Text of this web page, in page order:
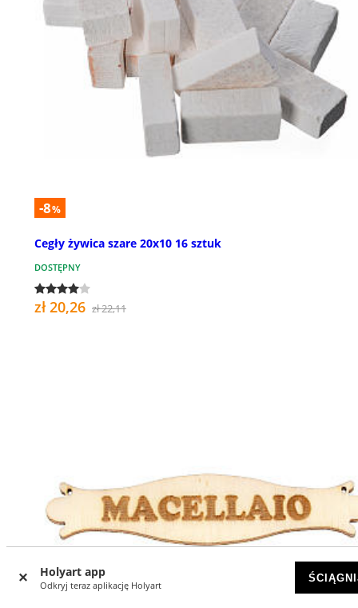
Holyart app
Odkryj teraz aplikację Holyart
-8%
Cegły żywica szare 20x10 16 sztuk
DOSTĘPNY
zł 20,26 zł 22,11